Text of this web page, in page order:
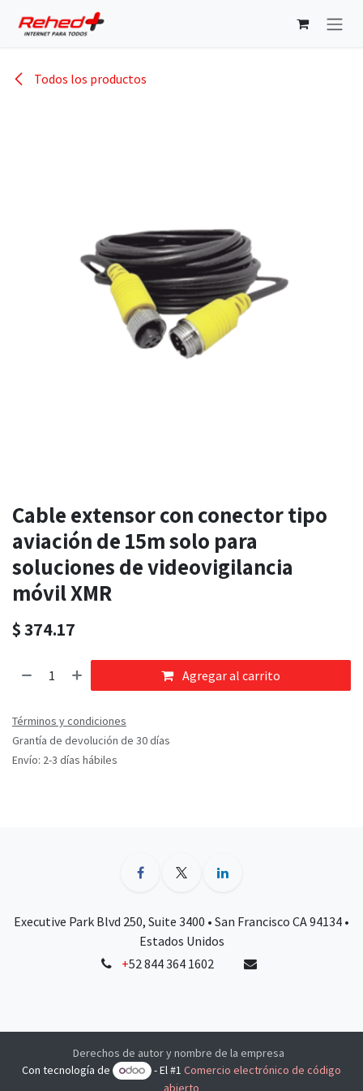
Todos los productos
Cable extensor con conector tipo
aviación de 15m solo para
soluciones de videovigilancia
móvil XMR
$374.17
Agregar al carrito
Términos y condiciones
Grantía de devolución de 30 días
Envío: 2-3 días hábiles
Executive Park Blvd 250, Suite 3400 • San Francisco CA 94134 •
Estados Unidos
+52 844 364 1602
Derechos de autor y nombre de la empresa
Con tecnología de
- El #1Comercio electrónico de código
abierto